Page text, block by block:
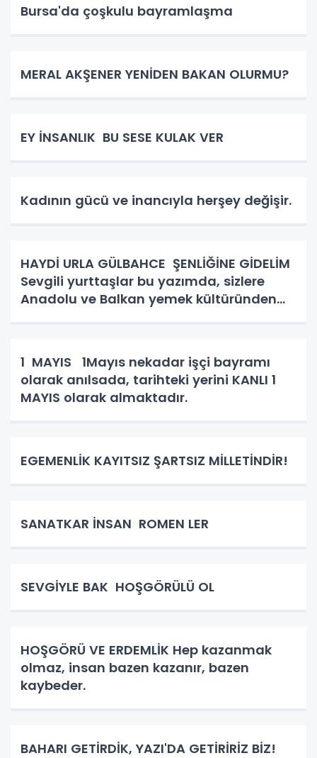
Bursa'da çoşkulu bayramlaşma
MERAL AKŞENER YENİDEN BAKAN OLURMU?
EY İNSANLIK BU SESE KULAK VER
Kadının gücü ve inancıyla herşey değişir.
HAYDİ URLA GÜLBAHCE ŞENLİĞİNE GİDELİM
Sevgili yurttaşlar bu yazımda, sizlere
Anadolu ve Balkan yemek kültüründen
1 MAYIS 1Mayıs nekadar işçi bayramı
olarak anılsada, tarihteki yerini KANLI 1
MAYIS olarak almaktadır.
EGEMENLİK KAYITSIZ ŞARTSIZ MİLLETİNDİR!
SANATKAR İNSAN ROMEN LER
SEVGİYLE BAK HOŞGÖRÜLÜ OL
HOŞGÖRÜ VE ERDEMLİK Hep kazanmak
olmaz, insan bazen kazanır, bazen
kaybeder.
BAHARI GETİRDİK, YAZI'DA GETİRİRİZ BİZ!